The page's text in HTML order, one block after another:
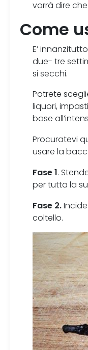
vorrà dire
Come
E’
due- tre
si secchi.
Potrete
liquori,
base
Procuratevi
usare la
Fase 1.
per tutta la
Fase 2.
coltello.